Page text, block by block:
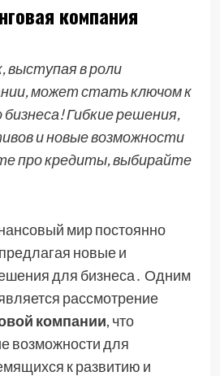
компания
выступая в роли
может стать ключом к
Гибкие решения,
и новые возможности
про кредиты, выбирайте
мир постоянно
новые и
для бизнеса․ Одним
рассмотрение
компании, что
возможности для
к развитию и